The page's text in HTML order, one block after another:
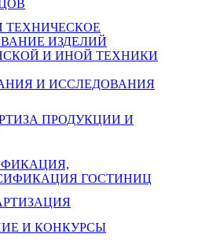
ТЕХНИЧЕСКОЕ
ИЗДЕЛИЙ
И ИНОЙ ТЕХНИКИ
И ИССЛЕДОВАНИЯ
ПРОДУКЦИИ И
ГОСТИНИЦ
И КОНКУРСЫ